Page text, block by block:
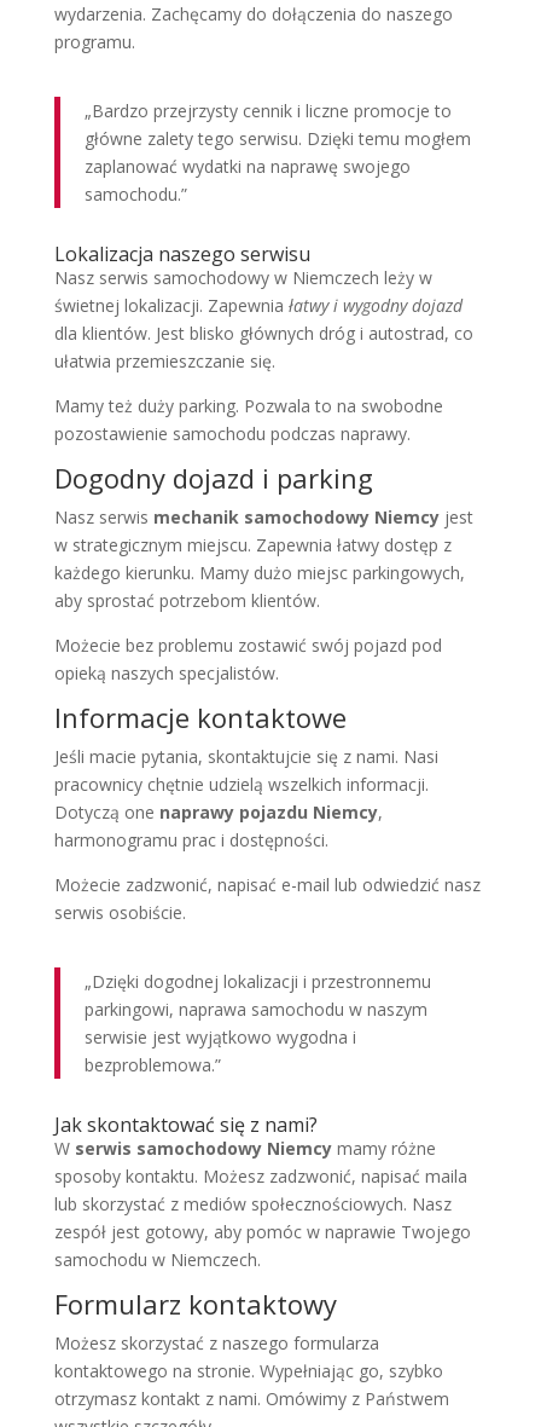
wydarzenia. Zachęcamy do dołączenia do naszego
programu.
„Bardzo przejrzysty cennik i liczne promocje to
główne zalety tego serwisu. Dzięki temu mogłem
zaplanować wydatki na naprawę swojego
samochodu.”
Lokalizacja naszego serwisu
Nasz serwis samochodowy w Niemczech leży w
świetnej lokalizacji. Zapewnia łatwy i wygodny dojazd
dla klientów. Jest blisko głównych dróg i autostrad, co
ułatwia przemieszczanie się.
Mamy też duży parking. Pozwala to na swobodne
pozostawienie samochodu podczas naprawy.
Dogodny dojazd i parking
Nasz serwis mechanik samochodowy Niemcyjest
w strategicznym miejscu. Zapewnia łatwy dostęp z
każdego kierunku. Mamy dużo miejsc parkingowych,
aby sprostać potrzebom klientów.
Możecie bez problemu zostawić swój pojazd pod
opieką naszych specjalistów.
Informacje kontaktowe
Jeśli macie pytania, skontaktujcie się z nami. Nasi
pracownicy chętnie udzielą wszelkich informacji.
Dotyczą one naprawy pojazdu Niemcy,
harmonogramu prac i dostępności.
Możecie zadzwonić, napisać e-mail lub odwiedzić nasz
serwis osobiście.
„Dzięki dogodnej lokalizacji i przestronnemu
parkingowi, naprawa samochodu w naszym
serwisie jest wyjątkowo wygodna i
bezproblemowa.”
Jak skontaktować się z nami?
W serwis samochodowy Niemcymamy różne
sposoby kontaktu. Możesz zadzwonić, napisać maila
lub skorzystać z mediów społecznościowych. Nasz
zespół jest gotowy, aby pomóc w naprawie Twojego
samochodu w Niemczech.
Formularz kontaktowy
Możesz skorzystać z naszego formularza
kontaktowego na stronie. Wypełniając go, szybko
otrzymasz kontakt z nami. Omówimy z Państwem